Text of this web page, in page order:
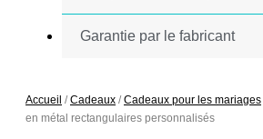
Garantie par le fabricant
Accueil /Cadeaux /Cadeaux pour les mariages
en métal rectangulaires personnalisés